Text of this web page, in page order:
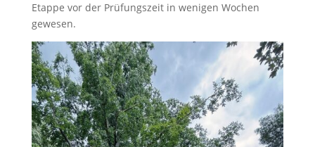
Etappe vor der Prüfungszeit in wenigen Wochen
gewesen.